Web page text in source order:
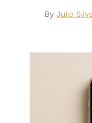
By Julio